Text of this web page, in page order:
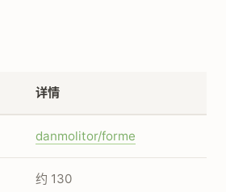
详情
danmolitor/forme
约 130